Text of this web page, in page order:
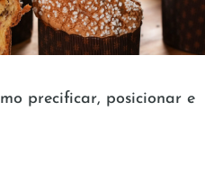
precificar, posicionar e